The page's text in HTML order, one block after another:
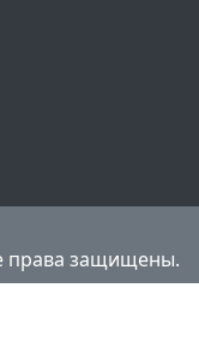
права защищены.